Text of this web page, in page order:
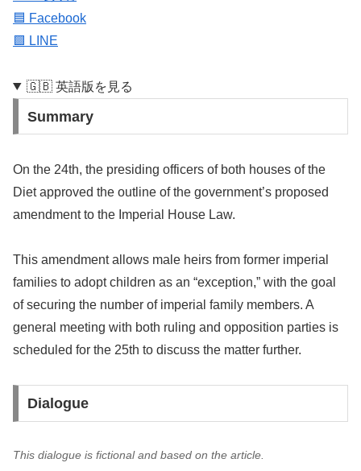
🟦 Facebook
🟩 LINE
🇬🇧 英語版を見る
Summary
On the 24th, the presiding officers of both houses of the
Diet approved the outline of the government’s proposed
amendment to the Imperial House Law.
This amendment allows male heirs from former imperial
families to adopt children as an “exception,” with the goal
of securing the number of imperial family members. A
general meeting with both ruling and opposition parties is
scheduled for the 25th to discuss the matter further.
Dialogue
This dialogue is fictional and based on the article.